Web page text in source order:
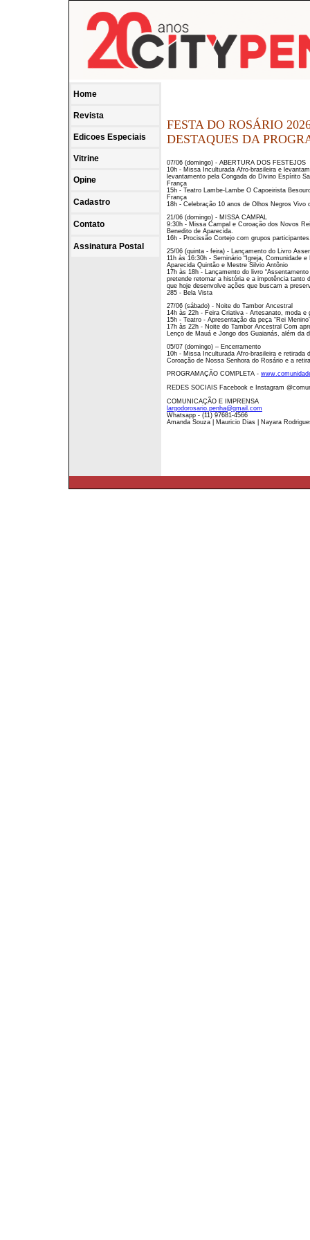
Home
Revista
Edicoes Especiais
Vitrine
Opine
Cadastro
Contato
Assinatura Postal
FESTA DO ROSÁRIO
DESTAQUES DA
07/06 (domingo) - ABERTURA DOS FESTEJOS
10h - Missa Inculturada Afro-brasileira e
levantamento pela Congada do Divino Espírito
França
15h - Teatro Lambe-Lambe O Capoeirista
França
18h - Celebração 10 anos de Olhos Negros
21/06 (domingo) - MISSA CAMPAL
9:30h - Missa Campal e Coroação dos Novos
Benedito de Aparecida.
16h - Procissão Cortejo com grupos
25/06 (quinta - feira) - Lançamento do Livro
11h às 16:30h - Seminário “Igreja, Comunidade
Aparecida Quintão e Mestre Silvio Antônio
17h às 18h - Lançamento do livro
pretende retomar a história e a impotência tanto
que hoje desenvolve ações que buscam a
285 - Bela Vista
27/06 (sábado) - Noite do Tambor Ancestral
14h às 22h - Feira Criativa - Artesanato, moda e
15h - Teatro - Apresentação da peça “Rei Menino”
17h às 22h - Noite do Tambor Ancestral Com
Lenço de Mauá e Jongo dos Guaianás, além da
05/07 (domingo) – Encerramento
10h - Missa Inculturada Afro-brasileira e
Coroação de Nossa Senhora do Rosário e a
PROGRAMAÇÃO COMPLETA -
REDES SOCIAIS Facebook e Instagram
COMUNICAÇÃO E IMPRENSA
largodorosario.penha@gmail.com
Whatsapp - (11) 97681-4566
Amanda Souza | Mauricio Dias | Nayara